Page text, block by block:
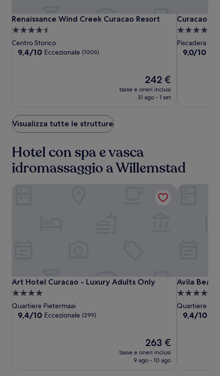
Renaissance
Wind
Creek
Curacao
Resort
Renaissance
Wind
Creek
Curacao
Resort
Renaissance Wind Creek Curacao Resort
Renaissance Wind Creek Curacao Resort
Struttura
a
4.5
Centro Storico
9.4
9,4/10 Eccezionale (1006)
Il
prezzo
attuale
242 €
tasse e oneri inclusi
31 ago - 1 set
Curacao
Marriott
Beach
Resort
Curacao
Curacao
Struttura
a
4.5
Piscadera
9.0
9,0/10
Visualizza tutte le strutture
Hotel con spa e vasca
idromassaggio a Willemstad
Art
Hotel
Curacao
Luxury
Art
Hotel
Curacao
Luxury
Art Hotel Curacao - Luxury Adults Only
Art Hotel Curacao - Luxury Adults Only
Struttura
a
4.0
Quartiere Pietermaai
9.4
9,4/10 Eccezionale (299)
Il
prezzo
attuale
263 €
tasse e oneri inclusi
9 ago - 10 ago
Art Hotel Curacao - Luxury Adults Only
Avila
Beach
Hotel
Avila
Avila
Struttura
a
4.0
Quartiere
9.4
9,4/10
Avila